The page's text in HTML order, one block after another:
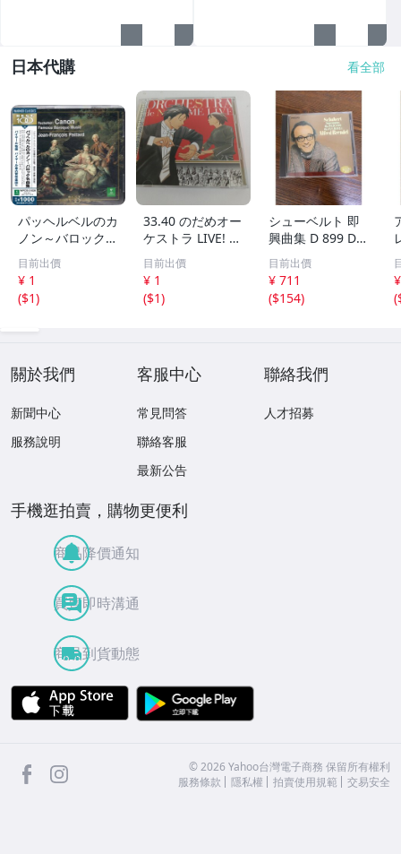
日本代購 看全部
パッヘルベルのカ
ノン～バロック名
曲集 パッヘルベ
ル パイヤール E
RATO 30
目前出價
¥ 1
($1)
33.40 のだめオー
ケストラ LIVE! 2
CD▽
目前出價
¥ 1
($1)
シューベルト 即
興曲集 D 899 D 9
35 16のドイツ舞
曲集 ブレンデル
【CD】
目前出價
¥ 711
($154)
(
關於我們
新聞中心
服務說明
客服中心
常見問答
聯絡客服
最新公告
聯絡我們
人才招募
手機逛拍賣，購物更便利
商品降價通知
買賣即時溝通
商品到貨動態
APP Store
facebook ©2026 Yahoo台灣電子商務 保留所有權利
服務條款
隱私權 拍賣使用規範 交易安全